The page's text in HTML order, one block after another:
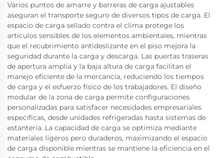
Varios puntos de amarre y barreras de carga ajustables
aseguran el transporte seguro de diversos tipos de carga. El
espacio de carga sellado contra el clima protege los
artículos sensibles de los elementos ambientales, mientras
que el recubrimiento antideslizante en el piso mejora la
seguridad durante la carga y descarga. Las puertas traseras
de apertura amplia y la baja altura de carga facilitan el
manejo eficiente de la mercancía, reduciendo los tiempos
de carga y el esfuerzo físico de los trabajadores. El diseño
modular de la zona de carga permite configuraciones
personalizadas para satisfacer necesidades empresariales
específicas, desde unidades refrigeradas hasta sistemas de
estantería. La capacidad de carga se optimiza mediante
materiales ligeros pero duraderos, maximizando el espacio
de carga disponible mientras se mantiene la eficiencia en el